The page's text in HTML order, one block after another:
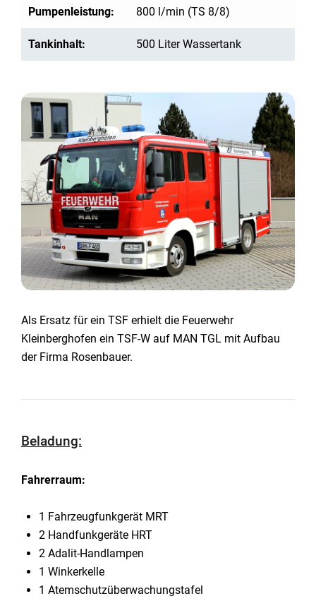
Pumpenleistung: 800 l/min (TS 8/8)
Tankinhalt: 500 Liter Wassertank
Als Ersatz für ein TSF erhielt die Feuerwehr
Kleinberghofen ein TSF-W auf MAN TGL mit Aufbau
der Firma Rosenbauer.
Beladung:
Fahrerraum:
1 Fahrzeugfunkgerät MRT
2 Handfunkgeräte HRT
2 Adalit-Handlampen
1 Winkerkelle
1 Atemschutzüberwachungstafel